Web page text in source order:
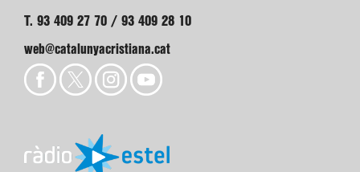
T. 93 409 27 70 / 93 409 28 10
web@catalunyacristiana.cat